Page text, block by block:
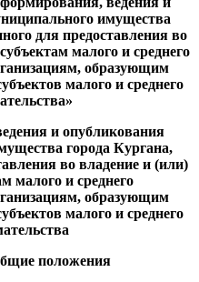
имущества
для предоставления во
малого и среднего
образующим
малого и среднего
и опубликования
города Кургана,
во владение и (или)
малого и среднего
образующим
малого и среднего
положения